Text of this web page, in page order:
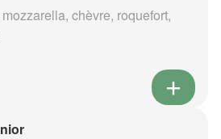
chèvre, roquefort,